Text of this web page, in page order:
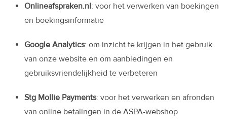
Onlineafspraken.nl: voor het verwerken van boekingen
en boekingsinformatie
Google Analytics: om inzicht te krijgen in het gebruik
van onze website en om aanbiedingen en
gebruiksvriendelijkheid te verbeteren
Stg Mollie Payments: voor het verwerken en afronden
van online betalingen in de ASPA-webshop